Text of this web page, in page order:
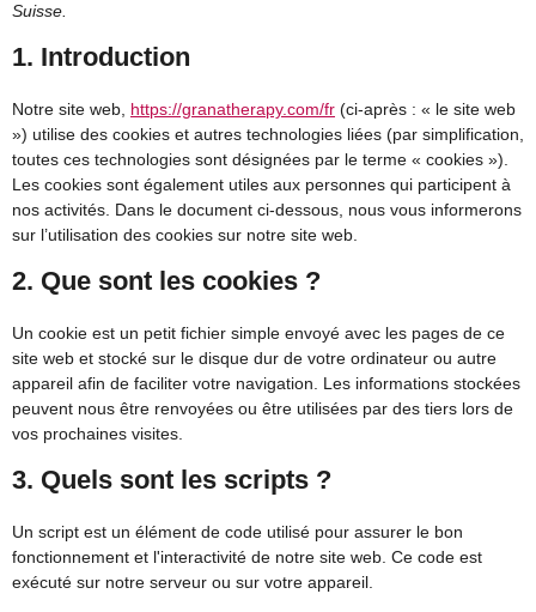
Suisse.
1. Introduction
Notre site web, https://granatherapy.com/fr (ci-après : « le site web
») utilise des cookies et autres technologies liées (par simplification,
toutes ces technologies sont désignées par le terme « cookies »).
Les cookies sont également utiles aux personnes qui participent à
nos activités. Dans le document ci-dessous, nous vous informerons
sur l’utilisation des cookies sur notre site web.
2. Que sont les cookies ?
Un cookie est un petit fichier simple envoyé avec les pages de ce
site web et stocké sur le disque dur de votre ordinateur ou autre
appareil afin de faciliter votre navigation. Les informations stockées
peuvent nous être renvoyées ou être utilisées par des tiers lors de
vos prochaines visites.
3. Quels sont les scripts ?
Un script est un élément de code utilisé pour assurer le bon
fonctionnement et l'interactivité de notre site web. Ce code est
exécuté sur notre serveur ou sur votre appareil.